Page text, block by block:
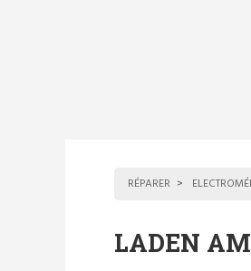
RÉPARER
LADEN